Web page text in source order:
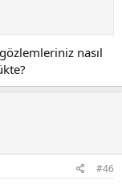
göre bende 3.2
uzun vade için
Linux sistemini.
iyi havalandırılmalı
nasıl
#46